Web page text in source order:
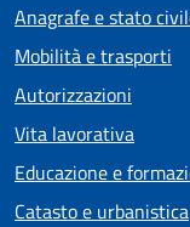
Anagrafe e stato
Mobilità e trasporti
Autorizzazioni
Vita lavorativa
Educazione e
Catasto e urbanistica